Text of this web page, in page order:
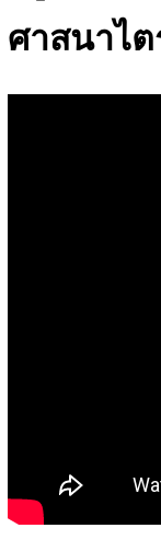
ศาสนาไ